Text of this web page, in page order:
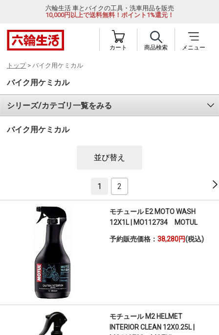
六輪生活 車とバイクの工具・洗車用品を販売
10,000円以上で送料無料！ポイント1%還元！
カート 商品検索 メニュー
トップ> バイク用ケミカル
バイク用ケミカル
シリーズ/カテゴリ一覧をみる
バイク用ケミカル
並び替え
1 2
モチュール E2 MOTO WASH
12X1L | MO112734 MOTUL
予約販売価格： 38,280円(税込)
モチュール M2 HELMET
INTERIOR CLEAN 12X0.25L |